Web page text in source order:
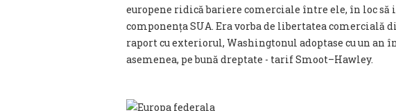
europene ridică bariere comerciale între ele, în loc să
componența SUA. Era vorba de libertatea
raport cu exteriorul, Washingtonul adoptase cu un an
asemenea, pe bună dreptate - tarif Smoot–Hawley.